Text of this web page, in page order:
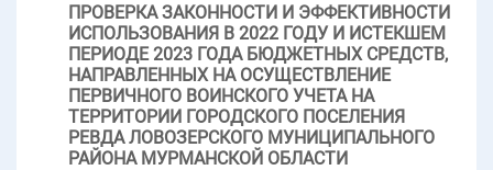
ПРОВЕРКА ЗАКОННОСТИ И ЭФФЕКТИВНОСТИ
ИСПОЛЬЗОВАНИЯ В 2022 ГОДУ И ИСТЕКШЕМ
ПЕРИОДЕ 2023 ГОДА БЮДЖЕТНЫХ СРЕДСТВ,
НАПРАВЛЕННЫХ НА ОСУЩЕСТВЛЕНИЕ
ПЕРВИЧНОГО ВОИНСКОГО УЧЕТА НА
ТЕРРИТОРИИ ГОРОДСКОГО ПОСЕЛЕНИЯ
РЕВДА ЛОВОЗЕРСКОГО МУНИЦИПАЛЬНОГО
РАЙОНА МУРМАНСКОЙ ОБЛАСТИ